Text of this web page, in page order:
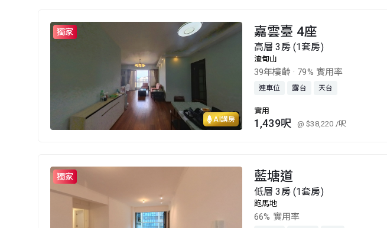
AI講房
獨家 嘉雲臺 4座
高層 3房 (1套房)
渣甸山
39年樓齡 · 79% 實用率
連車位 露台 天台
實用
1,439呎 @ $38,220 /呎
獨家 藍塘道
低層 3房 (1套房)
跑馬地
66% 實用率